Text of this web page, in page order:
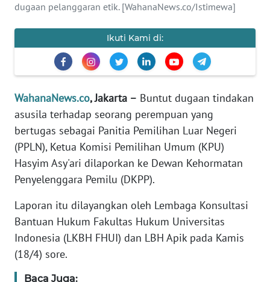
dugaan pelanggaran etik. [WahanaNews.co/Istimewa]
Ikuti Kami di:
WahanaNews.co, Jakarta – Buntut dugaan tindakan
asusila terhadap seorang perempuan yang
bertugas sebagai Panitia Pemilihan Luar Negeri
(PPLN), Ketua Komisi Pemilihan Umum (KPU)
Hasyim Asy'ari dilaporkan ke Dewan Kehormatan
Penyelenggara Pemilu (DKPP).
Laporan itu dilayangkan oleh Lembaga Konsultasi
Bantuan Hukum Fakultas Hukum Universitas
Indonesia (LKBH FHUI) dan LBH Apik pada Kamis
(18/4) sore.
Baca Juga:
PENDIDIKAN
OLAHRAGA
EDITORIAL
Informasi
INDEKS
BERITA
KONTAK
KAMI
INFO
IKLAN